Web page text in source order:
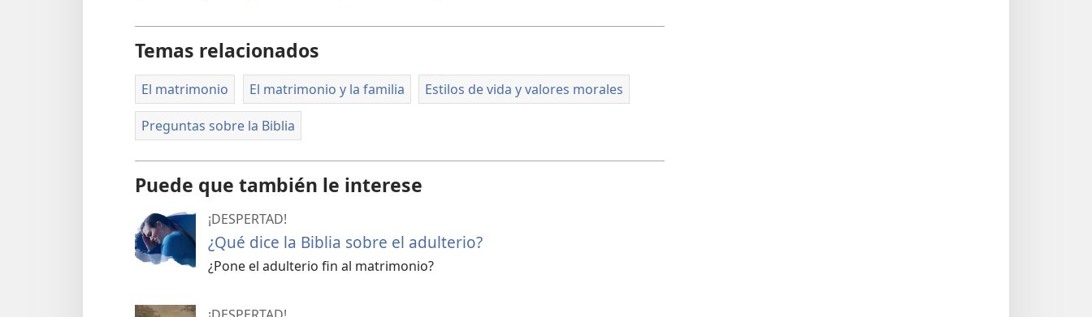
Temas relacionados
El matrimonio El matrimonio y la familia Estilos de vida y valores morales
Preguntas sobre la Biblia
Puede que también le interese
¡DESPERTAD!
¿Qué dice la Biblia sobre el adulterio?
¿Pone el adulterio fin al matrimonio?